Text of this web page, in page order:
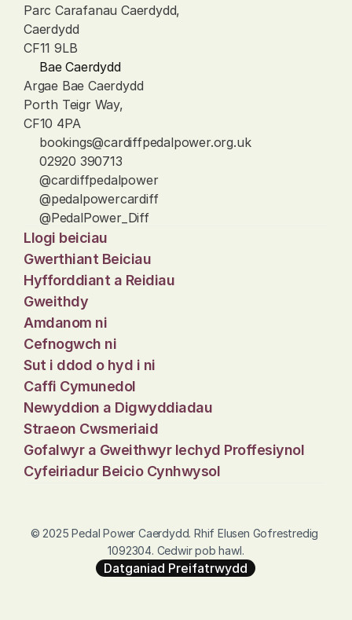
Parc Carafanau Caerdydd,
Caerdydd
CF11 9LB
Bae Caerdydd
Argae Bae Caerdydd
Porth Teigr Way,
CF10 4PA
bookings@cardiffpedalpower.org.uk
02920 390713
@cardiffpedalpower
@pedalpowercardiff
@PedalPower_Diff
Llogi beiciau
Gwerthiant Beiciau
Hyfforddiant a Reidiau
Gweithdy
Amdanom ni
Cefnogwch ni
Sut i ddod o hyd i ni
Caffi Cymunedol
Newyddion a Digwyddiadau
Straeon Cwsmeriaid
Gofalwyr a Gweithwyr Iechyd Proffesiynol
Cyfeiriadur Beicio Cynhwysol
© 2025 Pedal Power Caerdydd. Rhif Elusen Gofrestredig
1092304. Cedwir pob hawl.
Datganiad Preifatrwydd